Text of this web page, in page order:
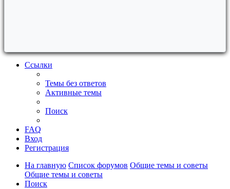
Ссылки
Темы без ответов
Активные темы
Поиск
FAQ
Вход
Регистрация
На главную Список форумов Общие темы и советы
Общие темы и советы
Поиск